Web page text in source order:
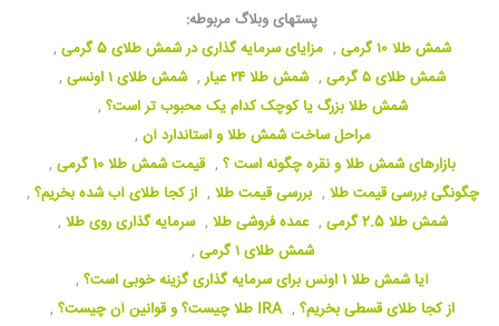
پستهای وبلاگ مربوطه:
شمش طلا ۱۰ گرمی
, مزایای سرمایه گذاری در شمش طلای 5 گرمی
,
شمش طلای ۵ گرمی
, شمش طلا ۲۴ عیار , شمش طلای ۱ اونسی
,
شمش طلا بزرگ یا کوچک کدام یک محبوب تر است؟ ,
مراحل ساخت شمش طلا و استاندارد آن ,
بازارهای شمش طلا و نقره چگونه است ؟ , قیمت شمش طلا 10 گرمی
,
چگونگی بررسی قیمت طلا , بررسی قیمت طلا , از کجا طلای آب شده بخریم؟ ,
شمش طلا 2.5 گرمی
, عمده فروشی طلا , سرمایه گذاری روی طلا ,
شمش طلای ۱ گرمی
,
آیا شمش طلا 1 اونس برای سرمایه گذاری گزینه خوبی است؟
,
از کجا طلای قسطی بخریم؟ , IRA طلا چیست؟ و قوانین آن چیست؟
,